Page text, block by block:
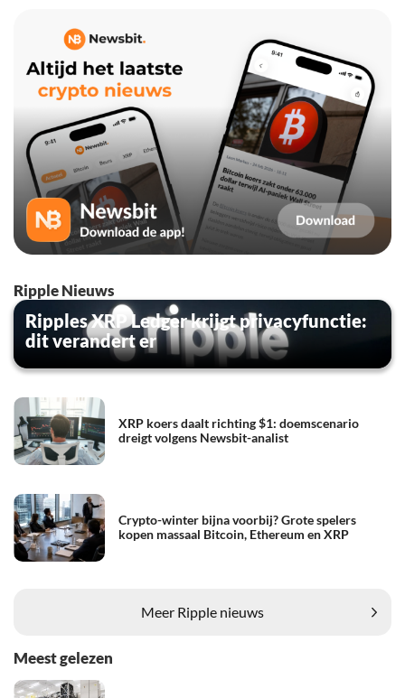
Ripple Nieuws
Ripples XRP Ledger krijgt privacyfunctie:
dit verandert er
XRP koers daalt richting $1: doemscenario
dreigt volgens Newsbit-analist
Crypto-winter bijna voorbij? Grote spelers
kopen massaal Bitcoin, Ethereum en XRP
Meer Ripple nieuws
Meest gelezen